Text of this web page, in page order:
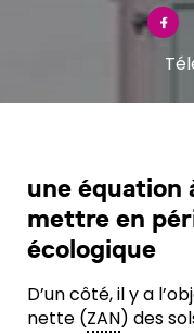
une équation
mettre en
écologique
D’un côté, il y a
nette (ZAN) des